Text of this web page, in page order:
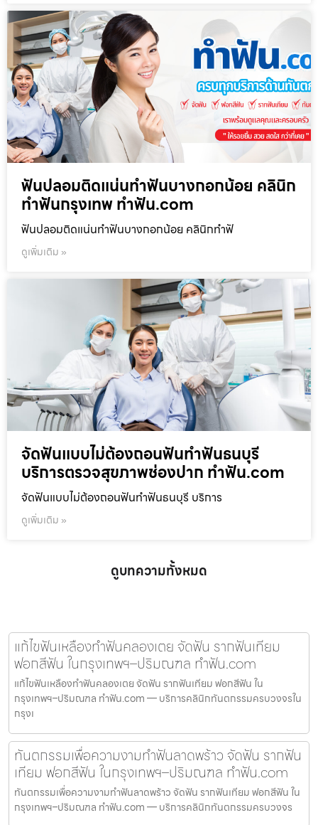
ฟันปลอมติดแน่นทำฟันบางกอกน้อย คลินิก
ทำฟันกรุงเทพ ทำฟัน.com
ฟันปลอมติดแน่นทำฟันบางกอกน้อย คลินิกทำฟั
ดูเพิ่มเติม »
จัดฟันแบบไม่ต้องถอนฟันทำฟันธนบุรี
บริการตรวจสุขภาพช่องปาก ทำฟัน.com
จัดฟันแบบไม่ต้องถอนฟันทำฟันธนบุรี บริการ
ดูเพิ่มเติม »
ดูบทความทั้งหมด
แก้ไขฟันเหลืองทำฟันคลองเตย จัดฟัน รากฟันเทียม
ฟอกสีฟัน ในกรุงเทพฯ–ปริมณฑล ทำฟัน.com
แก้ไขฟันเหลืองทำฟันคลองเตย จัดฟัน รากฟันเทียม ฟอกสีฟัน ใน
กรุงเทพฯ–ปริมณฑล ทำฟัน.com — บริการคลินิกทันตกรรมครบวงจรใน
กรุงเ
ทันตกรรมเพื่อความงามทำฟันลาดพร้าว จัดฟัน รากฟัน
เทียม ฟอกสีฟัน ในกรุงเทพฯ–ปริมณฑล ทำฟัน.com
ทันตกรรมเพื่อความงามทำฟันลาดพร้าว จัดฟัน รากฟันเทียม ฟอกสีฟัน ใน
กรุงเทพฯ–ปริมณฑล ทำฟัน.com — บริการคลินิกทันตกรรมครบวงจร